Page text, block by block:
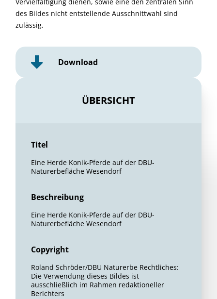
des Bildes nicht entstellende Ausschnittwahl sind
zulässig.
Download
ÜBERSICHT
Titel
Eine Herde Konik-Pferde auf der DBU-
Naturerbefläche Wesendorf
Beschreibung
Eine Herde Konik-Pferde auf der DBU-
Naturerbefläche Wesendorf
Copyright
Roland Schröder/DBU Naturerbe Rechtliches:
Die Verwendung dieses Bildes ist
ausschließlich im Rahmen redaktioneller
Berichters